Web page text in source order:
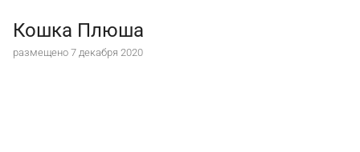
Кошка Плюша
размещено 7 декабря 2020